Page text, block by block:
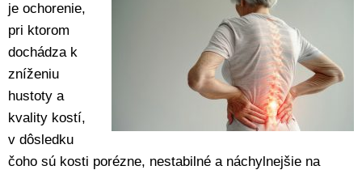
je ochorenie,
pri ktorom
dochádza k
zníženiu
hustoty a
kvality kostí,
v dôsledku
čoho sú kosti porézne, nestabilné a náchylnejšie na